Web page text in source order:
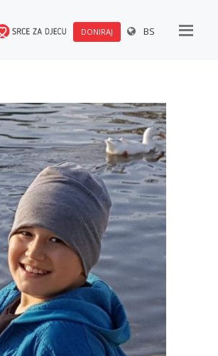
DONIRAJ BS